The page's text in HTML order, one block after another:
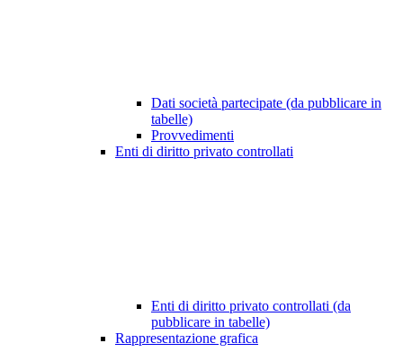
Dati società partecipate (da pubblicare in
tabelle)
Provvedimenti
Enti di diritto privato controllati
Enti di diritto privato controllati (da
pubblicare in tabelle)
Rappresentazione grafica